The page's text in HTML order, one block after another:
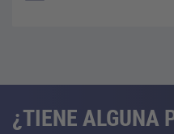
¿TIENE ALGUNA